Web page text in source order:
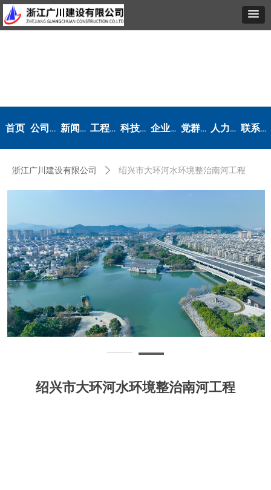
首页 公司概况 新闻动态 工程业绩 科技创新 企业文化 党群工作 人力资源 联系我们
浙江广川建设有限公司 ꄲ 绍兴市大环河水环境整治南河工程
绍兴市大环河水环境整治南河工程